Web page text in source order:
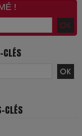
!
CLÉS
CLÉS